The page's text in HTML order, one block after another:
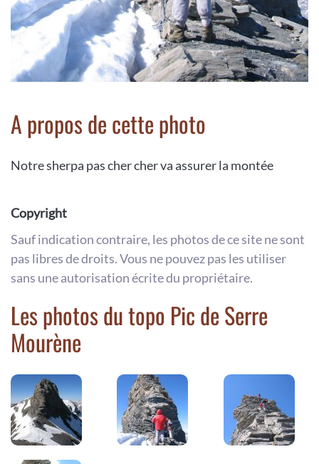
A propos de cette photo
Notre sherpa pas cher cher va assurer la montée
Copyright
Sauf indication contraire, les photos de ce site ne sont
pas libres de droits. Vous ne pouvez pas les utiliser
sans une autorisation écrite du propriétaire.
Les photos du topo Pic de Serre
Mourène